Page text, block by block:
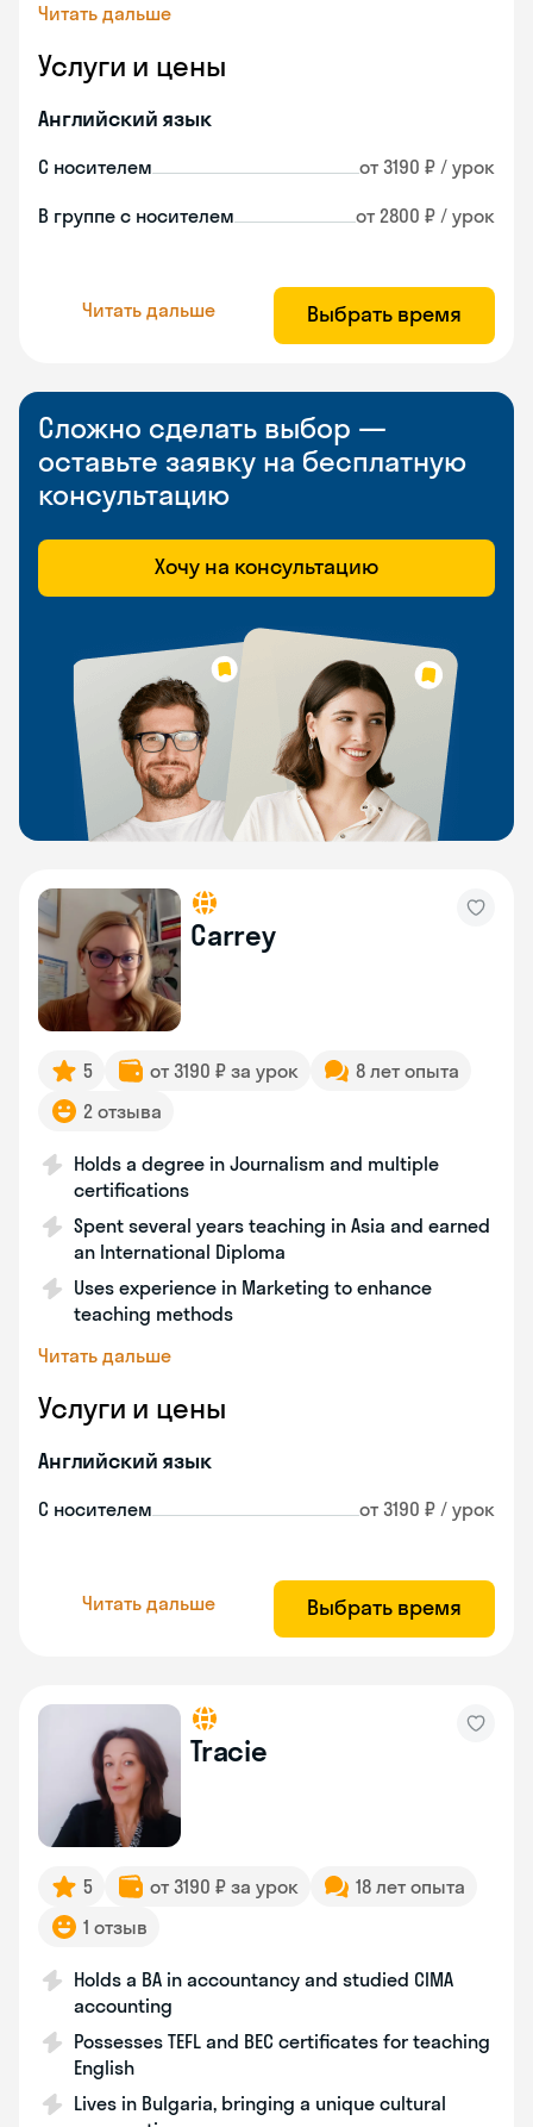
Читать дальше
Услуги и цены
Английский язык
С носителем от 3190 ₽ / урок
В группе с носителем от 2800 ₽ / урок
Читать дальше Выбрать время
Сложно сделать выбор —
оставьте заявку на бесплатную
консультацию
Хочу на консультацию
Carrey
5 от 3190 ₽ за урок
8 лет опыта
2 отзыва
Holds a degree in Journalism and multiple
certifications
Spent several years teaching in Asia and earned
an International Diploma
Uses experience in Marketing to enhance
teaching methods
Читать дальше
Услуги и цены
Английский язык
С носителем от 3190 ₽ / урок
Читать дальше Выбрать время
Tracie
5 от 3190 ₽ за урок
18 лет опыта
1 отзыв
Holds a BA in accountancy and studied CIMA
accounting
Possesses TEFL and BEC certificates for teaching
English
Lives in Bulgaria, bringing a unique cultural